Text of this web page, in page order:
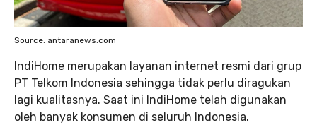
Source: antaranews.com
IndiHome merupakan layanan internet resmi dari grup
PT Telkom Indonesia sehingga tidak perlu diragukan
lagi kualitasnya. Saat ini IndiHome telah digunakan
oleh banyak konsumen di seluruh Indonesia.